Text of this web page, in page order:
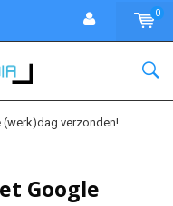
0
verzonden!
Google